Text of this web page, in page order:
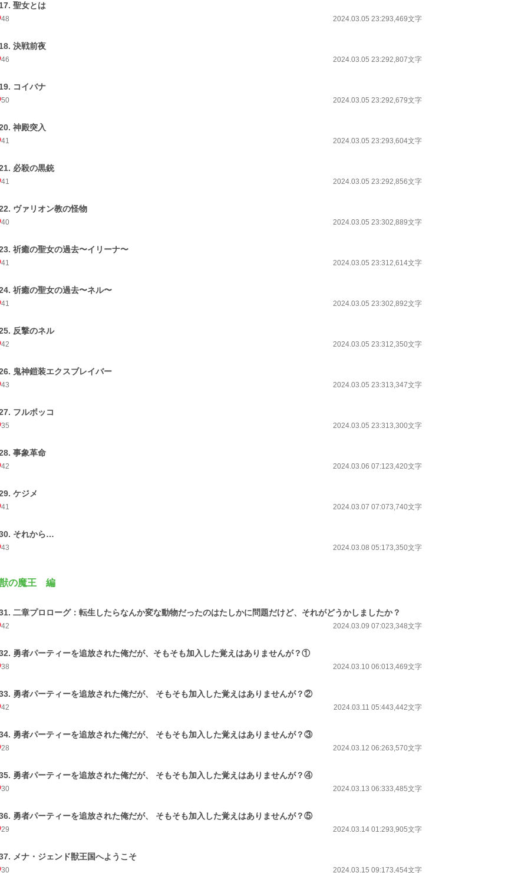
聖女とは
48 2024.03.05 23:293,469文字
決戦前夜
46 2024.03.05 23:292,807文字
コイバナ
50 2024.03.05 23:292,679文字
神殿突入
41 2024.03.05 23:293,604文字
必殺の黒銃
41 2024.03.05 23:292,856文字
ヴァリオン教の怪物
40 2024.03.05 23:302,889文字
祈癒の聖女の過去〜イリーナ〜
41 2024.03.05 23:312,614文字
祈癒の聖女の過去〜ネル〜
41 2024.03.05 23:302,892文字
反撃のネル
42 2024.03.05 23:312,350文字
鬼神鎧装エクスブレイバー
43 2024.03.05 23:313,347文字
フルボッコ
35 2024.03.05 23:313,300文字
事象革命
42 2024.03.06 07:123,420文字
ケジメ
41 2024.03.07 07:073,740文字
それから…
43 2024.03.08 05:173,350文字
の魔王 編
二章プロローグ：転生したらなんか変な動物だったのはたしかに問題だけど、それがどうかしましたか？
42 2024.03.09 07:023,348文字
勇者パーティーを追放された俺だが、そもそも加入した覚えはありませんが？①
38 2024.03.10 06:013,469文字
勇者パーティーを追放された俺だが、 そもそも加入した覚えはありませんが？②
42 2024.03.11 05:443,442文字
勇者パーティーを追放された俺だが、 そもそも加入した覚えはありませんが？③
28 2024.03.12 06:263,570文字
勇者パーティーを追放された俺だが、 そもそも加入した覚えはありませんが？④
30 2024.03.13 06:333,485文字
勇者パーティーを追放された俺だが、 そもそも加入した覚えはありませんが？⑤
29 2024.03.14 01:293,905文字
メナ・ジェンド獣王国へようこそ
30 2024.03.15 09:173,454文字